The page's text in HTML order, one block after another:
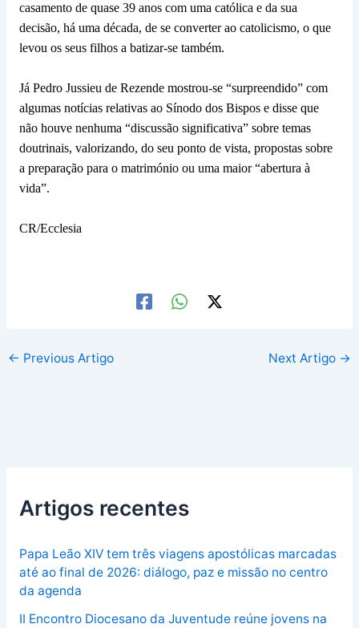
casamento de quase 39 anos com uma católica e da sua
decisão, há uma década, de se converter ao catolicismo, o que
levou os seus filhos a batizar-se também.
Já Pedro Jussieu de Rezende mostrou-se “surpreendido” com
algumas notícias relativas ao Sínodo dos Bispos e disse que
não houve nenhuma “discussão significativa” sobre temas
doutrinais, valorizando, do seu ponto de vista, propostas sobre
a preparação para o matrimónio ou uma maior “abertura à
vida”.
CR/Ecclesia
← Previous Artigo Next Artigo →
Artigos recentes
Papa Leão XIV tem três viagens apostólicas marcadas
até ao final de 2026: diálogo, paz e missão no centro
da agenda
II Encontro Diocesano da Juventude reúne jovens na